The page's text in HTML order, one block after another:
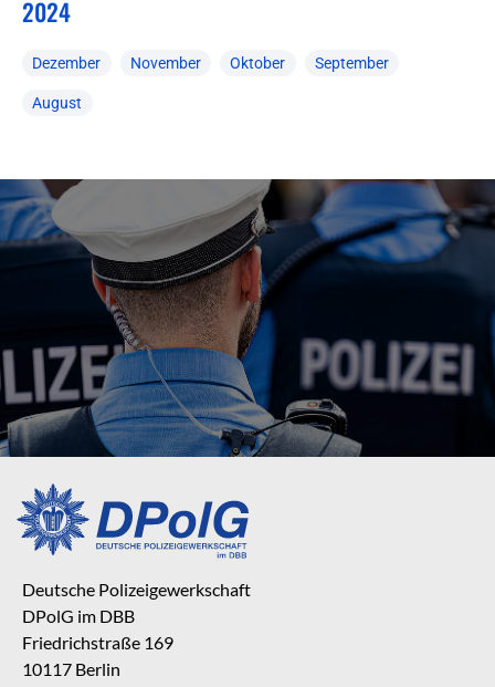
2024
Dezember November Oktober September
August
Deutsche Polizeigewerkschaft
DPolG im DBB
Friedrichstraße 169
10117 Berlin